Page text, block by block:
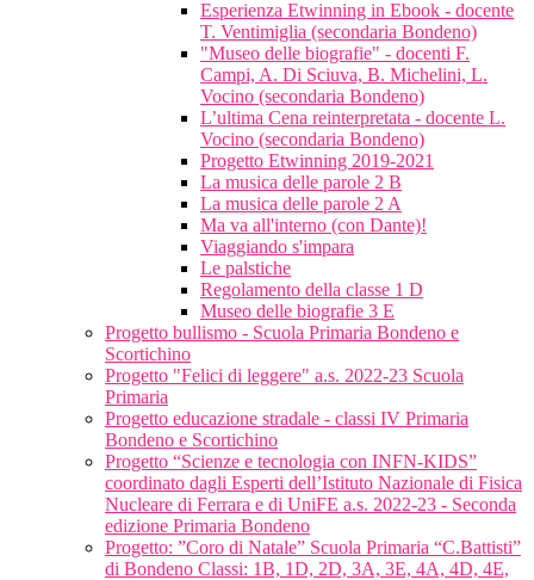
Esperienza Etwinning in Ebook - docente
T. Ventimiglia (secondaria Bondeno)
"Museo delle biografie" - docenti F.
Campi, A. Di Sciuva, B. Michelini, L.
Vocino (secondaria Bondeno)
L’ultima Cena reinterpretata - docente L.
Vocino (secondaria Bondeno)
Progetto Etwinning 2019-2021
La musica delle parole 2 B
La musica delle parole 2 A
Ma va all'interno (con Dante)!
Viaggiando s'impara
Le palstiche
Regolamento della classe 1 D
Museo delle biografie 3 E
Progetto bullismo - Scuola Primaria Bondeno e
Scortichino
Progetto "Felici di leggere" a.s. 2022-23 Scuola
Primaria
Progetto educazione stradale - classi IV Primaria
Bondeno e Scortichino
Progetto “Scienze e tecnologia con INFN-KIDS”
coordinato dagli Esperti dell’Istituto Nazionale di Fisica
Nucleare di Ferrara e di UniFE a.s. 2022-23 - Seconda
edizione Primaria Bondeno
Progetto: ”Coro di Natale” Scuola Primaria “C.Battisti”
di Bondeno Classi: 1B, 1D, 2D, 3A, 3E, 4A, 4D, 4E,